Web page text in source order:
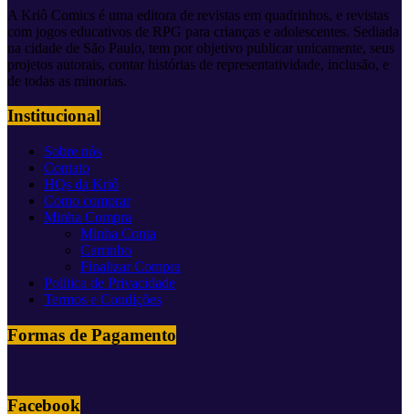
A Kriô Comics é uma editora de revistas em quadrinhos, e revistas
com jogos educativos de RPG para crianças e adolescentes. Sediada
na cidade de São Paulo, tem por objetivo publicar unicamente, seus
projetos autorais, contar histórias de representatividade, inclusão, e
de todas as minorias.
Institucional
Sobre nós
Contato
HQs da Kriô
Como comprar
Minha Compra
Minha Conta
Carrinho
Finalizar Compra
Política de Privacidade
Termos e Condições
Formas de Pagamento
Facebook